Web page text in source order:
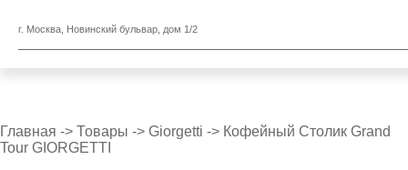
г. Москва, Новинский бульвар, дом 1/2
Главная -> Товары -> Giorgetti -> Кофейный Столик Grand
Tour GIORGETTI